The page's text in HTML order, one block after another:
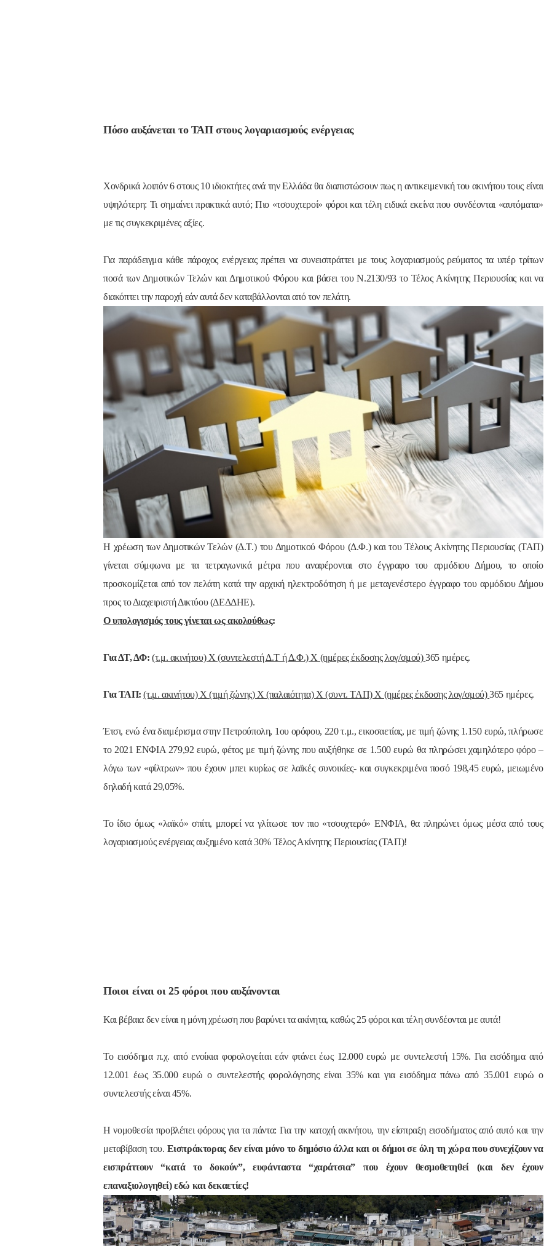
Πόσο αυξάνεται το ΤΑΠ στους λογαριασμούς ενέργειας
Χονδρικά λοιπόν 6 στους 10 ιδιοκτήτες ανά την Ελλάδα θα διαπιστώσουν πως η αντικειμενική του ακινήτου τους είναι
υψηλότερη: Τι σημαίνει πρακτικά αυτό; Πιο «τσουχτεροί» φόροι και τέλη ειδικά εκείνα που συνδέονται «αυτόματα»
με τις συγκεκριμένες αξίες.
Για παράδειγμα κάθε πάροχος ενέργειας πρέπει να συνεισπράττει με τους λογαριασμούς ρεύματος τα υπέρ τρίτων
ποσά των Δημοτικών Τελών και Δημοτικού Φόρου και βάσει του Ν.2130/93 το Τέλος Ακίνητης Περιουσίας και να
διακόπτει την παροχή εάν αυτά δεν καταβάλλονται από τον πελάτη.
Η χρέωση των Δημοτικών Τελών (Δ.Τ.) του Δημοτικού Φόρου (Δ.Φ.) και του Τέλους Ακίνητης Περιουσίας (ΤΑΠ)
γίνεται σύμφωνα με τα τετραγωνικά μέτρα που αναφέρονται στο έγγραφο του αρμόδιου Δήμου, το οποίο
προσκομίζεται από τον πελάτη κατά την αρχική ηλεκτροδότηση ή με μεταγενέστερο έγγραφο του αρμόδιου Δήμου
προς το Διαχειριστή Δικτύου (ΔΕΔΔΗΕ).
Ο υπολογισμός τους γίνεται ως ακολούθως:
Για ΔΤ, ΔΦ:(τ.μ. ακινήτου) Χ (συντελεστή Δ.Τ ή Δ.Φ.) Χ (ημέρες έκδοσης λογ/σμού) 365 ημέρες.
Για ΤΑΠ:(τ.μ. ακινήτου) Χ (τιμή ζώνης) Χ (παλαιότητα) Χ (συντ. ΤΑΠ) Χ (ημέρες έκδοσης λογ/σμού)365 ημέρες.
Έτσι, ενώ ένα διαμέρισμα στην Πετρούπολη, 1ου ορόφου, 220 τ.μ., εικοσαετίας, με τιμή ζώνης 1.150 ευρώ, πλήρωσε
το 2021 ΕΝΦΙΑ 279,92 ευρώ, φέτος με τιμή ζώνης που αυξήθηκε σε 1.500 ευρώ θα πληρώσει χαμηλότερο φόρο –
λόγω των «φίλτρων» που έχουν μπει κυρίως σε λαϊκές συνοικίες- και συγκεκριμένα ποσό 198,45 ευρώ, μειωμένο
δηλαδή κατά 29,05%.
Το ίδιο όμως «λαϊκό» σπίτι, μπορεί να γλίτωσε τον πιο «τσουχτερό» ΕΝΦΙΑ, θα πληρώνει όμως μέσα από τους
λογαριασμούς ενέργειας αυξημένο κατά 30% Τέλος Ακίνητης Περιουσίας (ΤΑΠ)!
Ποιοι είναι οι 25 φόροι που αυξάνονται
Και βέβαια δεν είναι η μόνη χρέωση που βαρύνει τα ακίνητα, καθώς 25 φόροι και τέλη συνδέονται με αυτά!
Το εισόδημα π.χ. από ενοίκια φορολογείται εάν φτάνει έως 12.000 ευρώ με συντελεστή 15%. Για εισόδημα από
12.001 έως 35.000 ευρώ ο συντελεστής φορολόγησης είναι 35% και για εισόδημα πάνω από 35.001 ευρώ ο
συντελεστής είναι 45%.
Η νομοθεσία προβλέπει φόρους για τα πάντα: Για την κατοχή ακινήτου, την είσπραξη εισοδήματος από αυτό και την
μεταβίβαση του. Εισπράκτορας δεν είναι μόνο το δημόσιο άλλα και οι δήμοι σε όλη τη χώρα που συνεχίζουν να
εισπράττουν “κατά το δοκούν”, ευφάνταστα “χαράτσια” που έχουν θεσμοθετηθεί (και δεν έχουν
επαναξιολογηθεί) εδώ και δεκαετίες!